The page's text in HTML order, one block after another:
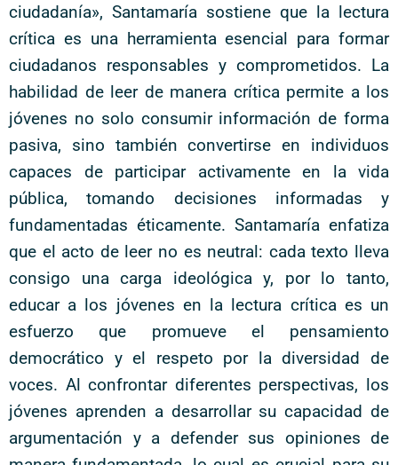
ciudadanía», Santamaría sostiene que la lectura
crítica es una herramienta esencial para formar
ciudadanos responsables y comprometidos. La
habilidad de leer de manera crítica permite a los
jóvenes no solo consumir información de forma
pasiva, sino también convertirse en individuos
capaces de participar activamente en la vida
pública, tomando decisiones informadas y
fundamentadas éticamente. Santamaría enfatiza
que el acto de leer no es neutral: cada texto lleva
consigo una carga ideológica y, por lo tanto,
educar a los jóvenes en la lectura crítica es un
esfuerzo que promueve el pensamiento
democrático y el respeto por la diversidad de
voces. Al confrontar diferentes perspectivas, los
jóvenes aprenden a desarrollar su capacidad de
argumentación y a defender sus opiniones de